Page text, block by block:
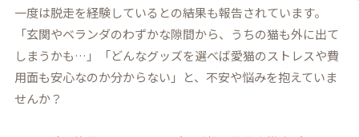
一度は脱走を経験しているとの結果も報告されています。
「玄関やベランダのわずかな隙間から、うちの猫も外に出て
しまうかも…」「どんなグッズを選べば愛猫のストレスや費
用面も安心なのか分からない」と、不安や悩みを抱えていま
せんか？